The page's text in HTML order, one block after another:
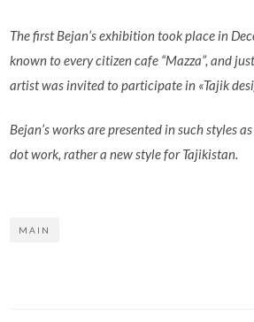
The first Bejan’s exhibition took place in
known to every citizen cafe “Mazza”, and
artist was invited to participate in «Tajik
Bejan’s works are presented in such styles
dot work, rather a new style for Tajikistan.
MAIN